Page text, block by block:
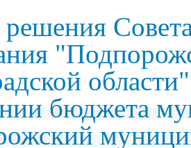
решения
бюджета